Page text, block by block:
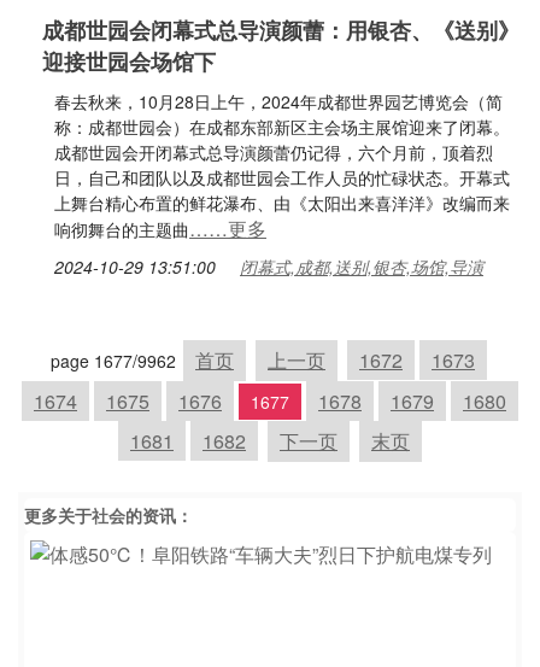
成都世园会闭幕式总导演颜蕾：用银杏、《送别》
迎接世园会场馆下
春去秋来，10月28日上午，2024年成都世界园艺博览会（简
称：成都世园会）在成都东部新区主会场主展馆迎来了闭幕。
成都世园会开闭幕式总导演颜蕾仍记得，六个月前，顶着烈
日，自己和团队以及成都世园会工作人员的忙碌状态。开幕式
上舞台精心布置的鲜花瀑布、由《太阳出来喜洋洋》改编而来
响彻舞台的主题曲……更多
2024-10-29 13:51:00 闭幕式,成都,送别,银杏,场馆,导演
page 1677/9962 首页 上一页 1672
1673
1674
1675 1676 1677 1678 1679
1680
1681
1682 下一页 末页
更多关于社会的资讯：